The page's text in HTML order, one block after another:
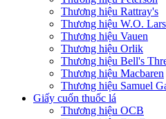
Thương hiệu Rattray's
Thương hiệu W.O.
Thương hiệu Vauen
Thương hiệu Orlik
Thương hiệu Bell's
Thương hiệu Macbaren
Thương hiệu Samuel
Giấy cuốn thuốc lá
Thương hiệu OCB